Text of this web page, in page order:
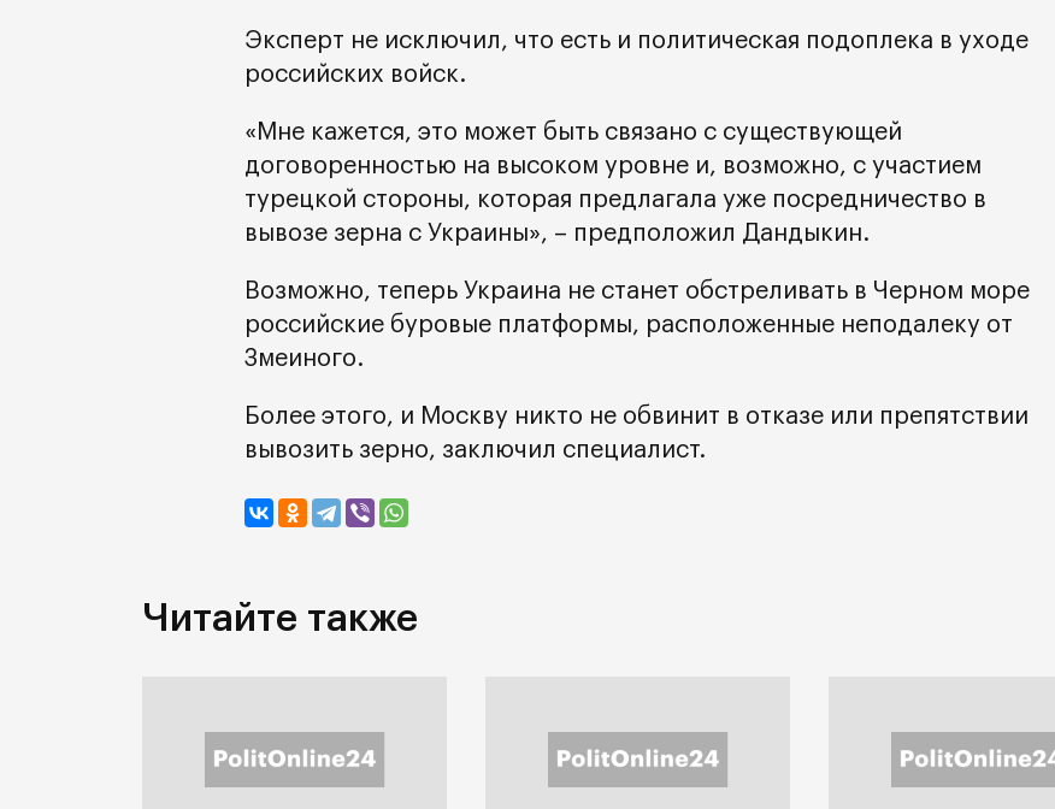
Эксперт не исключил, что есть и политическая подоплека в уходе
российских войск.
«Мне кажется, это может быть связано с существующей
договоренностью на высоком уровне и, возможно, с участием
турецкой стороны, которая предлагала уже посредничество в
вывозе зерна с Украины», – предположил Дандыкин.
Возможно, теперь Украина не станет обстреливать в Черном море
российские буровые платформы, расположенные неподалеку от
Змеиного.
Более этого, и Москву никто не обвинит в отказе или препятствии
вывозить зерно, заключил специалист.
Читайте также